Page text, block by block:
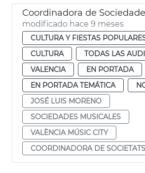
modificado hace 9 meses
CULTURA Y FIESTAS
CULTURA
TODAS LAS
VALENCIA
EN PORTADA
EN PORTADA TEMÁTICA
JOSÉ LUIS MORENO
SOCIEDADES MUSICALES
VALÈNCIA MÚSIC CITY
COORDINADORA DE